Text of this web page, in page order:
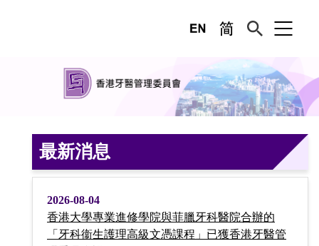
最新消息
2026-08-04
香港大學專業進修學院與菲臘牙科醫院合辦的
「牙科衞生護理高級文憑課程」已獲香港牙醫管